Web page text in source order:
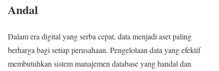
Andal
Dalam era digital yang serba cepat, data menjadi aset paling
berharga bagi setiap perusahaan. Pengelolaan data yang efektif
membutuhkan sistem manajemen database yang handal dan